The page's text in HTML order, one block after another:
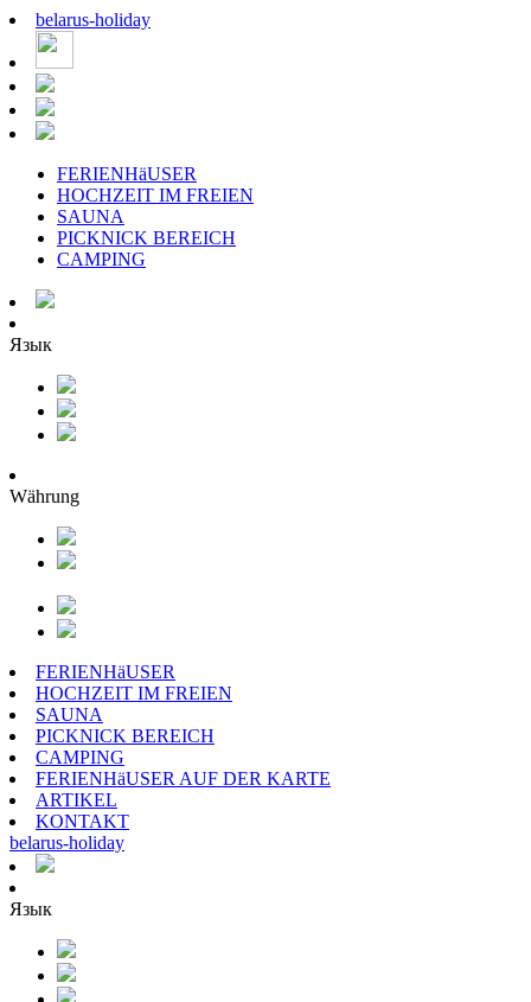
belarus-holiday
FERIENHäUSER
HOCHZEIT IM FREIEN
SAUNA
PICKNICK BEREICH
CAMPING
Язык
Währung
FERIENHäUSER
HOCHZEIT IM FREIEN
SAUNA
PICKNICK BEREICH
CAMPING
FERIENHäUSER AUF DER KARTE
ARTIKEL
KONTAKT
belarus-holiday
Язык